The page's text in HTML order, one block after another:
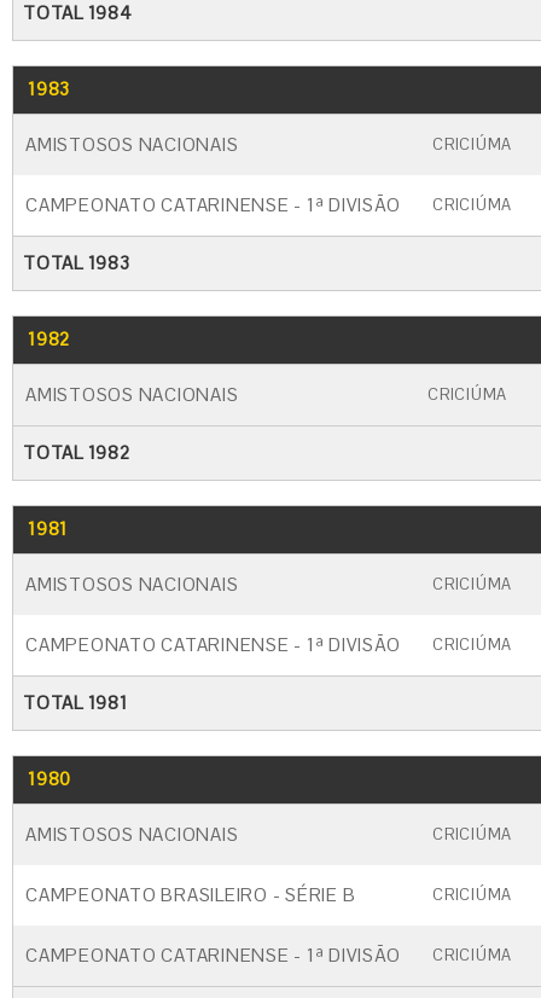
TOTAL 1984
1983
AMISTOSOS NACIONAIS CRICIÚMA
CAMPEONATO CATARINENSE - 1ª DIVISÃO CRICIÚMA
TOTAL 1983
1982
AMISTOSOS NACIONAIS CRICIÚMA
TOTAL 1982
1981
AMISTOSOS NACIONAIS CRICIÚMA
CAMPEONATO CATARINENSE - 1ª DIVISÃO CRICIÚMA
TOTAL 1981
1980
AMISTOSOS NACIONAIS CRICIÚMA
CAMPEONATO BRASILEIRO - SÉRIE B CRICIÚMA
CAMPEONATO CATARINENSE - 1ª DIVISÃO CRICIÚMA